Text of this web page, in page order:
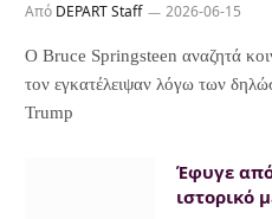
Από DEPART Staff 2026-06-15
Ο Bruce Springsteen αναζητά
τον εγκατέλειψαν λόγω των
Trump
Έφυγε
ιστορικό